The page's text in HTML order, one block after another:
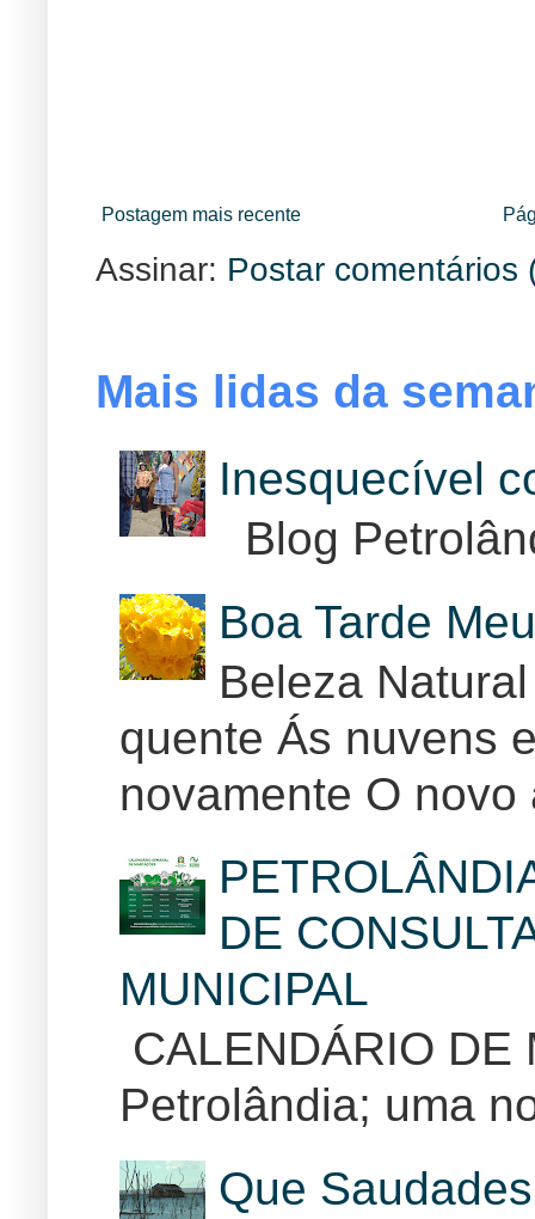
Postagem mais recente
Assinar: Postar comentários
Mais lidas da
Inesquecível
Blog
Boa Tarde
Beleza
quente Ás nuvens
novamente O
DE
MUNICIPAL
CALENDÁRIO DE
Petrolândia; uma
Que